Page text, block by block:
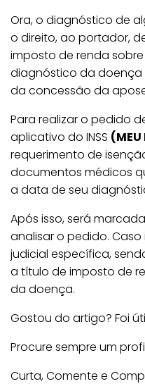
Ora, o diagnóstico de
o direito, ao portador,
imposto de renda
diagnóstico da doença
da concessão da
Para realizar o pedido
aplicativo do INSS (MEU
requerimento de
documentos médicos
a data de seu
Após isso, será
analisar o pedido.
judicial específica,
a título de imposto de
da doença.
Gostou do artigo? Foi
Procure sempre um
Curta, Comente e